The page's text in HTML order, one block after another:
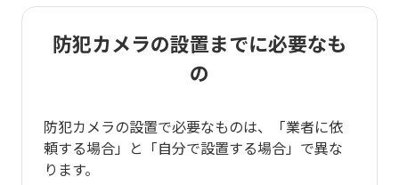
防犯カメラの設置までに必要なも
の
防犯カメラの設置で必要なものは、「業者に依
頼する場合」と「自分で設置する場合」で異な
ります。